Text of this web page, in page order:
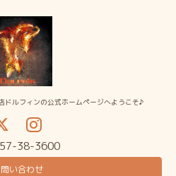
ドルフィンの公式ホームページへようこそ♪
38-3600
い合わせ